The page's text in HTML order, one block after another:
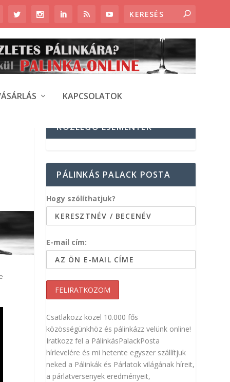
KAPCSOLATOK
KÖZELGŐ ESEMÉNYEK
PÁLINKÁS PALACK POSTA
Hogy szólíthatjuk?
E-mail cím:
Csatlakozz közel 10.000 fős
közösségünkhöz és pálinkázz velünk online!
Iratkozz fel a PálinkásPalackPosta
hírlevelére és mi hetente egyszer szállítjuk
neked a Pálinkák és Párlatok világának híreit,
a párlatversenyek eredményeit,